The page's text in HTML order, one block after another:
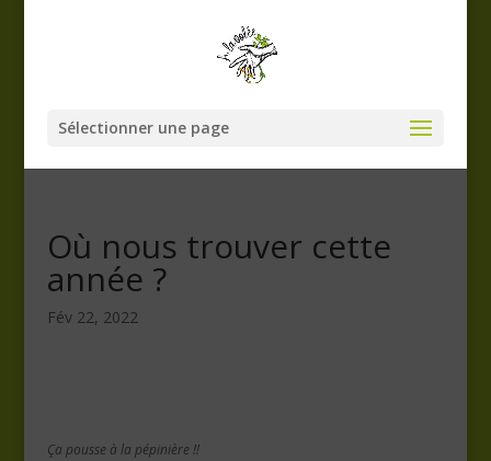
Sélectionner une page
Où nous trouver cette
année ?
Fév 22, 2022
Ça pousse à la pépinière !!